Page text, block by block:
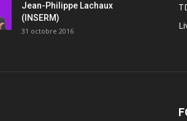
Jean-Philippe Lachaux
(INSERM)
31 octobre 2016